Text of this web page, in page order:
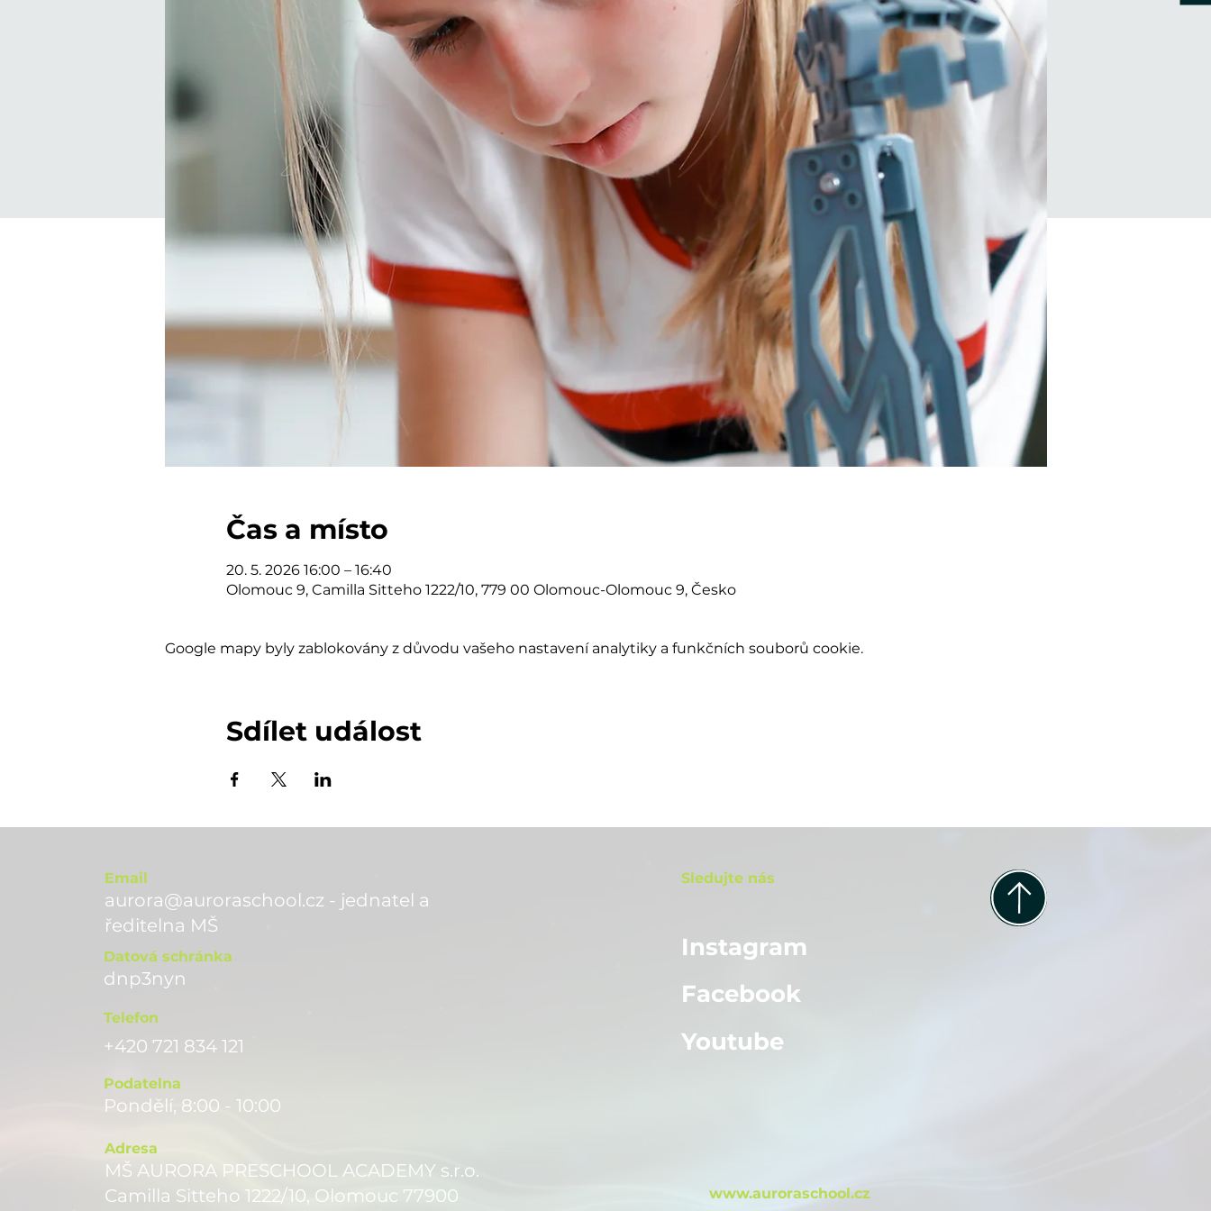
Čas a místo
20. 5. 2026 16:00 – 16:40
Olomouc 9, Camilla Sitteho 1222/10, 779 00 Olomouc-Olomouc 9, Česko
Google mapy byly zablokovány z důvodu vašeho nastavení analytiky a funkčních souborů cookie.
Sdílet událost
Email
aurora@auroraschool.cz - jednatel a
ředitelna MŠ
Datová schránka
dnp3nyn
Telefon
+420 721 834 121
Podatelna
Pondělí, 8:00 - 10:00
Adresa
MŠ AURORA PRESCHOOL ACADEMY s.r.o.
Camilla Sitteho 1222/10, Olomouc 77900
Sledujte nás
Instagram
Facebook
Youtube
www.auroraschool.cz